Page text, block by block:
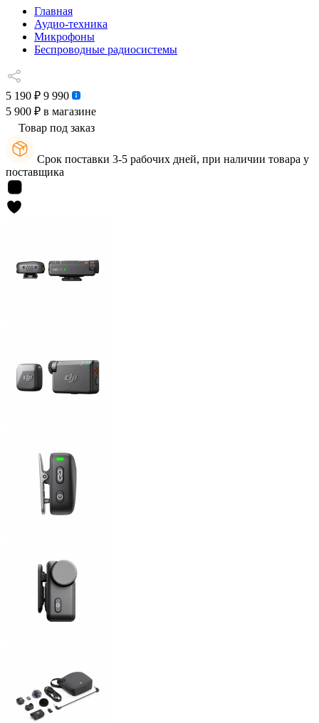
Главная
Аудио-техника
Микрофоны
Беспроводные радиосистемы
5 190 ₽ 9 990
5 900 ₽ в магазине
Товар под заказ
Срок поставки 3-5 рабочих дней, при наличии товара у
поставщика